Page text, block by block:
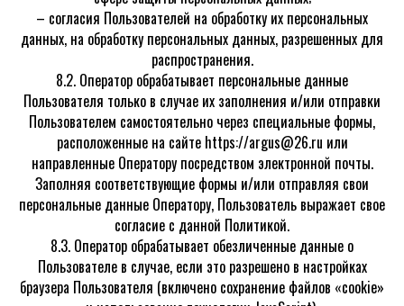
– согласия Пользователей на обработку их персональных
данных, на обработку персональных данных, разрешенных для
распространения.
8.2. Оператор обрабатывает персональные данные
Пользователя только в случае их заполнения и/или отправки
Пользователем самостоятельно через специальные формы,
расположенные на сайте https://argus@26.ru или
направленные Оператору посредством электронной почты.
Заполняя соответствующие формы и/или отправляя свои
персональные данные Оператору, Пользователь выражает свое
согласие с данной Политикой.
8.3. Оператор обрабатывает обезличенные данные о
Пользователе в случае, если это разрешено в настройках
браузера Пользователя (включено сохранение файлов «cookie»